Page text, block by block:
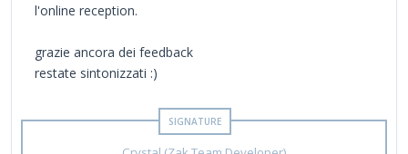
l'online reception.
grazie ancora dei feedback
restate sintonizzati :)